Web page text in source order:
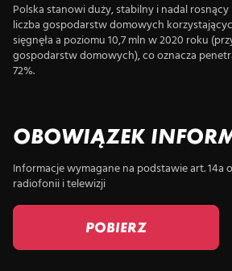
Polska stanowi duży, stabilny i nadal
liczba gospodarstw domowych
sięgnęła a poziomu 10,7 mln w 2020 roku
gospodarstw domowych), co oznacza
72%.
OBOWIĄZEK
Informacje wymagane na podstawie art. 14a
radiofonii i telewizji
POBIERZ